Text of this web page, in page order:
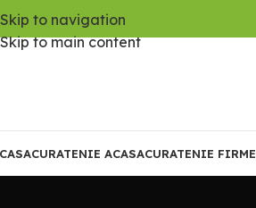
Skip to navigation
Skip to main content
CURATENIE ACASACURATENIE FIRME